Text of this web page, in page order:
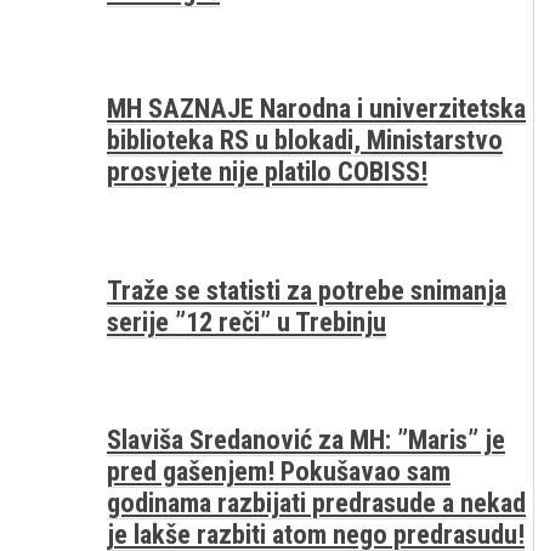
MH SAZNAJE Narodna i univerzitetska
biblioteka RS u blokadi, Ministarstvo
prosvjete nije platilo COBISS!
Traže se statisti za potrebe snimanja
serije ”12 reči” u Trebinju
Slaviša Sredanović za MH: ”Maris” je
pred gašenjem! Pokušavao sam
godinama razbijati predrasude a nekad
je lakše razbiti atom nego predrasudu!